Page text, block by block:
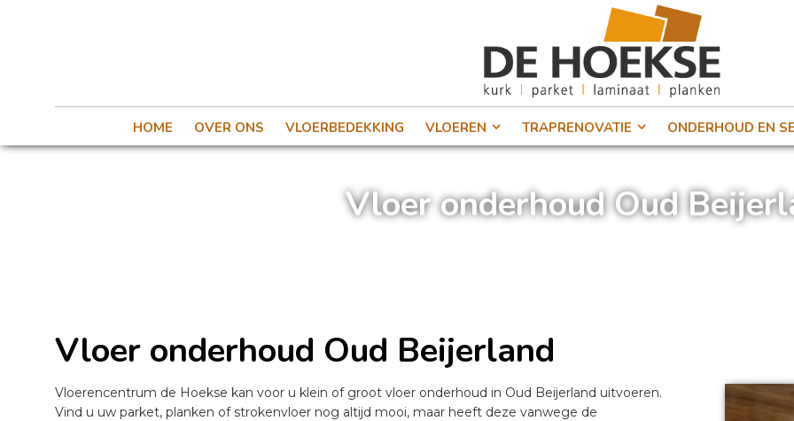
HOME OVER ONS VLOERBEDEKKING VLOEREN TRAPRENOVATIE ONDERHOUD EN
Vloer onderhoud Oud
Vloer onderhoud Oud Beijerland
Vloerencentrum de Hoekse kan voor u klein of groot vloer onderhoud in Oud Beijerland uitvoeren.
Vind u uw parket, planken of strokenvloer nog altijd mooi, maar heeft deze vanwege de